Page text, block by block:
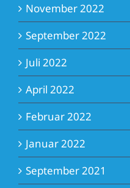
November 2022
September 2022
Juli 2022
April 2022
Februar 2022
Januar 2022
September 2021